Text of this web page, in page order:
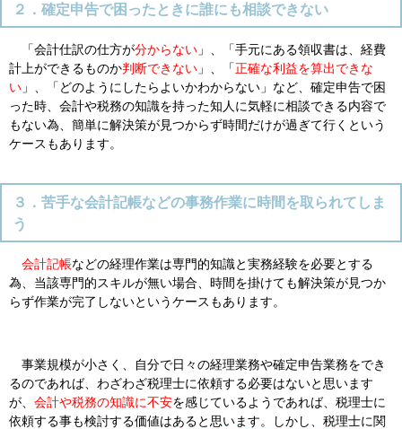
２．確定申告で困ったときに誰にも相談できない
「会計仕訳の仕方が分からない 」、「手元にある領収書は、経費
計上ができるものか判断できない 」、「正確な利益を算出できな
い 」、「どのようにしたらよいかわからない」など、確定申告で困
った時、会計や税務の知識を持った知人に気軽に相談できる内容で
もない為、簡単に解決策が見つからず時間だけが過ぎて行くという
ケースもあります。
３．苦手な会計記帳などの事務作業に時間を取られてしま
う
会計記帳などの経理作業は専門的知識と実務経験を必要とする
為、当該専門的スキルが無い場合、時間を掛けても解決策が見つか
らず作業が完了しないというケースもあります。
事業規模が小さく、自分で日々の経理業務や確定申告業務をでき
るのであれば、わざわざ税理士に依頼する必要はないと思います
が、 会計や税務の知識に不安を感じているようであれば、税理士に
依頼する事も検討する価値はあると思います。しかし、税理士に関